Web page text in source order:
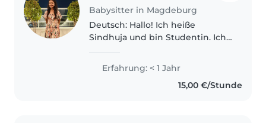
Babysitter in Magdeburg
Deutsch: Hallo! Ich heiße
Sindhuja und bin Studentin. Ich
Kindern. Ich habe Erfahrung in
der Betreuung von Kindern in
Familie und Nachbarschaft, z. B...
Erfahrung: < 1 Jahr
15,00 €/Stunde